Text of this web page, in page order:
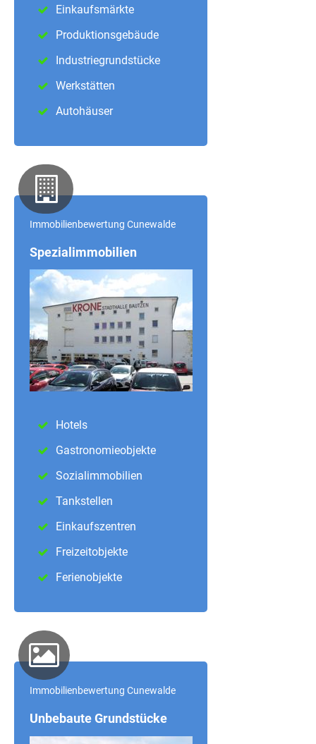
Einkaufsmärkte
Produktionsgebäude
Industriegrundstücke
Werkstätten
Autohäuser
Immobilienbewertung Cunewalde
Spezialimmobilien
Hotels
Gastronomieobjekte
Sozialimmobilien
Tankstellen
Einkaufszentren
Freizeitobjekte
Ferienobjekte
Immobilienbewertung Cunewalde
Unbebaute Grundstücke